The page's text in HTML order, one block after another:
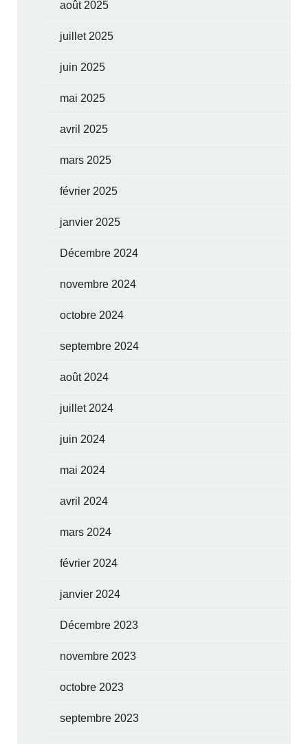
août 2025
juillet 2025
juin 2025
mai 2025
avril 2025
mars 2025
février 2025
janvier 2025
Décembre 2024
novembre 2024
octobre 2024
septembre 2024
août 2024
juillet 2024
juin 2024
mai 2024
avril 2024
mars 2024
février 2024
janvier 2024
Décembre 2023
novembre 2023
octobre 2023
septembre 2023